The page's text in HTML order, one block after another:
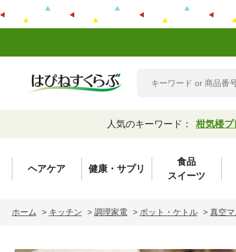
人気のキーワード： 柑気楼プ
ヘアケア 健康・サプリ
食品
スイーツ
ホーム > キッチン > 調理家電 > ポット・ケトル > 真空